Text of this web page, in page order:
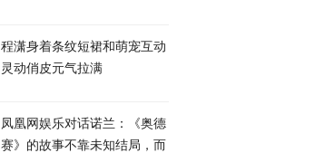
程潇身着条纹短裙和萌宠互动
灵动俏皮元气拉满
凤凰网娱乐对话诺兰：《奥德
赛》的故事不靠未知结局，而